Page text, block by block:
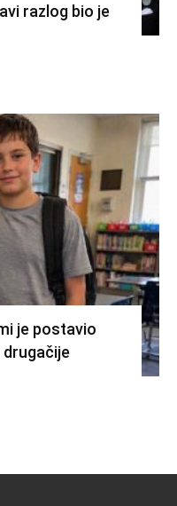
razlog bio je
je postavio